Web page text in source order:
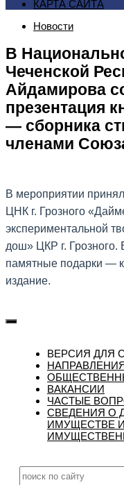
КАРТА САЙТА
Новости
В
Чеченской
Айдамирова
презентация
— сборника
членами
В мероприятии
ЦНК г. Грозного
экспериментальной
дош» ЦКР г. Грозного.
памятные подарки —
издание.
ВЕРСИЯ ДЛЯ
ВАКАНСИИ
ЧАСТЫЕ
CВЕДЕНИЯ О
ИМУЩЕСТВЕ